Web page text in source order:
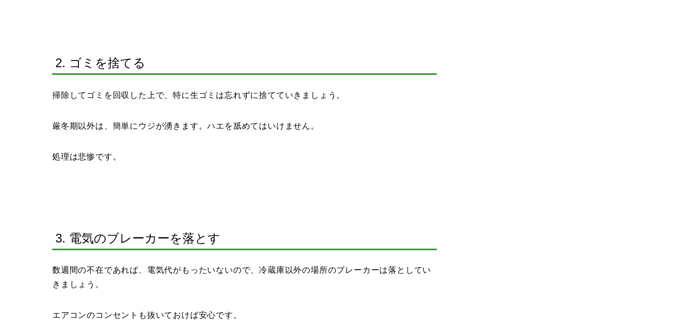
2. ゴミを捨てる
掃除してゴミを回収した上で、特に生ゴミは忘れずに捨てていきましょう。
厳冬期以外は、簡単にウジが湧きます。ハエを舐めてはいけません。
処理は悲惨です。
3. 電気のブレーカーを落とす
数週間の不在であれば、電気代がもったいないので、冷蔵庫以外の場所のブレーカーは落としてい
きましょう。
エアコンのコンセントも抜いておけば安心です。